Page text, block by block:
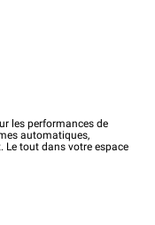
les performances de
automatiques,
Le tout dans votre espace